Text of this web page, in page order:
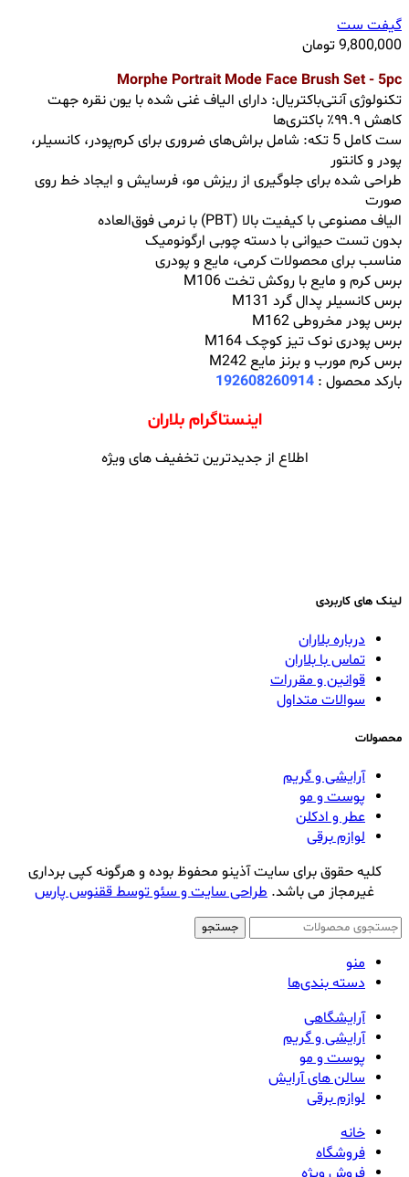
گیفت ست
9,800,000تومان
Morphe Portrait Mode Face Brush Set - 5pc
تکنولوژی آنتی‌باکتریال: دارای الیاف غنی شده با یون نقره جهت
کاهش ۹۹.۹٪ باکتری‌ها
ست کامل 5 تکه: شامل براش‌های ضروری برای کرم‌پودر، کانسیلر،
پودر و کانتور
طراحی شده برای جلوگیری از ریزش مو، فرسایش و ایجاد خط روی
صورت
الیاف مصنوعی با کیفیت بالا (PBT) با نرمی فوق‌العاده
بدون تست حیوانی با دسته چوبی ارگونومیک
مناسب برای محصولات کرمی، مایع و پودری
برس کرم و مایع با روکش تخت M106
برس کانسیلر پدال گرد M131
برس پودر مخروطی M162
برس پودری نوک تیز کوچک M164
برس کرم مورب و برنز مایع M242
بارکد محصول : 192608260914
اینستاگرام بلاران
اطلاع از جدیدترین تخفیف های ویژه
لینک های کاربردی
درباره بلاران
تماس با بلاران
قوانین و مقررات
سوالات متداول
محصولات
آرایشی و گریم
پوست و مو
عطر و ادکلن
لوازم برقی
کلیه حقوق برای سایت آذینو محفوظ بوده و هرگونه کپی برداری
غیرمجاز می باشد. طراحی سایت و سئو توسط ققنوس پارس
جستجو
منو
دسته بندی‌ها
آرایشگاهی
آرایشی و گریم
پوست و مو
سالن های آرایش
لوازم برقی
خانه
فروشگاه